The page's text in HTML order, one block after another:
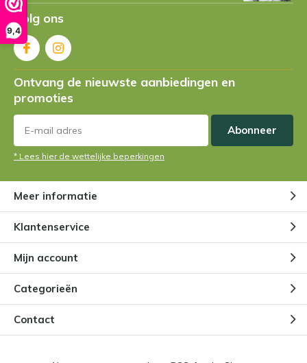
9,4
Volg ons
Ontvang de nieuwste aanbiedingen en
promoties
Abonneer
* Lees hier de wettelijke beperkingen
Meer informatie
Klantenservice
Mijn account
Categorieën
Contact